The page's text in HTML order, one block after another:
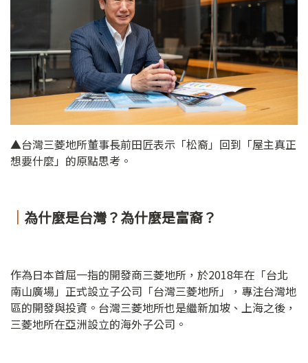
▲台灣三菱地所董事長前田匠表示「松裔」回到「屋主真正
想要什麼」的原點思考。
｜ 為什麼是台灣？為什麼是富裔？
作為日本首屈一指的開發商三菱地所，於2018年在「台北
南山廣場」正式設立子公司「台灣三菱地所」，專注台灣地
區的開發與投資。台灣三菱地所也是繼新加坡、上海之後，
三菱地所在亞洲設立的海外子公司。